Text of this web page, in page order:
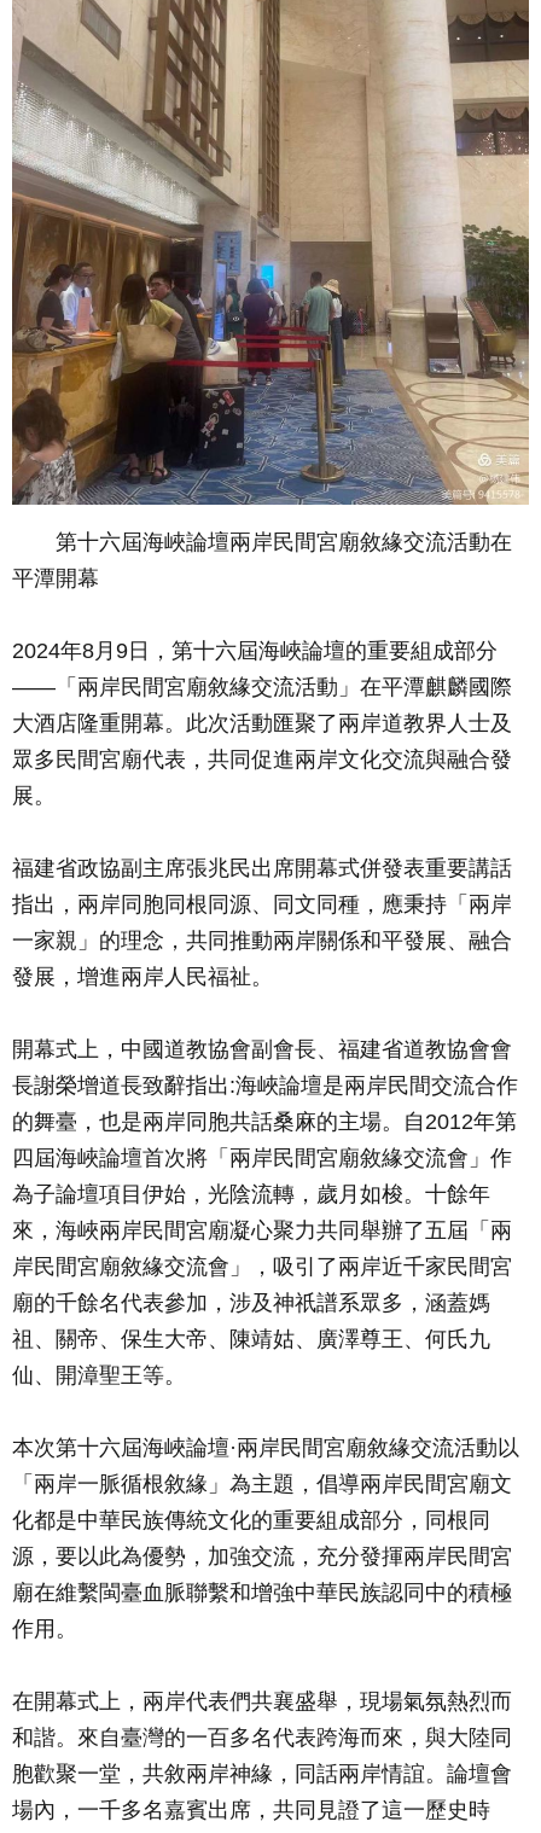
第十六屆海峽論壇兩岸民間宮廟敘緣交流活動在
平潭開幕
2024年8月9日，第十六屆海峽論壇的重要組成部分
——「兩岸民間宮廟敘緣交流活動」在平潭麒麟國際
大酒店隆重開幕。此次活動匯聚了兩岸道教界人士及
眾多民間宮廟代表，共同促進兩岸文化交流與融合發
展。
福建省政協副主席張兆民出席開幕式併發表重要講話
指出，兩岸同胞同根同源、同文同種，應秉持「兩岸
一家親」的理念，共同推動兩岸關係和平發展、融合
發展，增進兩岸人民福祉。
開幕式上，中國道教協會副會長、福建省道教協會會
長謝榮增道長致辭指出:海峽論壇是兩岸民間交流合作
的舞臺，也是兩岸同胞共話桑麻的主場。自2012年第
四屆海峽論壇首次將「兩岸民間宮廟敘緣交流會」作
為子論壇項目伊始，光陰流轉，歲月如梭。十餘年
來，海峽兩岸民間宮廟凝心聚力共同舉辦了五屆「兩
岸民間宮廟敘緣交流會」，吸引了兩岸近千家民間宮
廟的千餘名代表參加，涉及神祇譜系眾多，涵蓋媽
祖、關帝、保生大帝、陳靖姑、廣澤尊王、何氏九
仙、開漳聖王等。
本次第十六屆海峽論壇·兩岸民間宮廟敘緣交流活動以
「兩岸一脈循根敘緣」為主題，倡導兩岸民間宮廟文
化都是中華民族傳統文化的重要組成部分，同根同
源，要以此為優勢，加強交流，充分發揮兩岸民間宮
廟在維繫閩臺血脈聯繫和增強中華民族認同中的積極
作用。
在開幕式上，兩岸代表們共襄盛舉，現場氣氛熱烈而
和諧。來自臺灣的一百多名代表跨海而來，與大陸同
胞歡聚一堂，共敘兩岸神緣，同話兩岸情誼。論壇會
場內，一千多名嘉賓出席，共同見證了這一歷史時